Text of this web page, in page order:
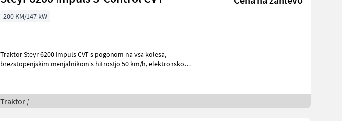
200 KM/147 kW
Traktor Steyr 6200 Impuls CVT s pogonom na vsa kolesa,
brezstopenjskim menjalnikom s hitrostjo 50 km/h, elektronsko
Traktor /